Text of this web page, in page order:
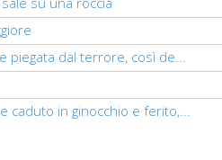
piegata dal terrore, così de...
caduto in ginocchio e ferito,...